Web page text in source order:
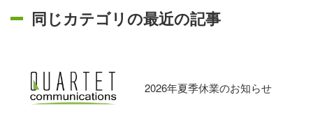
同じカテゴリの最近の記事
2026年夏季休業のお知らせ